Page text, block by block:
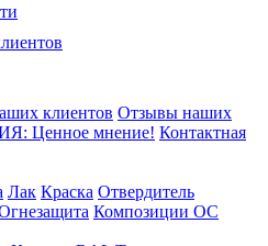
клиентов Отзывы наших
Ценное мнение! Контактная
Лак Краска Отвердитель
Композиции ОС